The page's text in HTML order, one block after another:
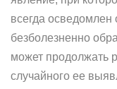
всегда осведомлен
безболезненно
может продолжать
случайного ее